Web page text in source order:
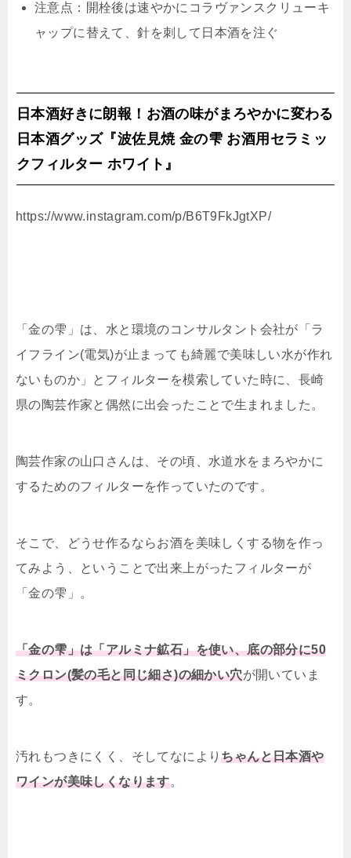
注意点：開栓後は速やかにコラヴァンスクリューキ
ャップに替えて、針を刺して日本酒を注ぐ
日本酒好きに朗報！お酒の味がまろやかに変わる
日本酒グッズ『波佐見焼 金の雫 お酒用セラミッ
クフィルター ホワイト』
https://www.instagram.com/p/B6T9FkJgtXP/
「金の雫」は、水と環境のコンサルタント会社が「ラ
イフライン(電気)が止まっても綺麗で美味しい水が作れ
ないものか」とフィルターを模索していた時に、長崎
県の陶芸作家と偶然に出会ったことで生まれました。
陶芸作家の山口さんは、その頃、水道水をまろやかに
するためのフィルターを作っていたのです。
そこで、どうせ作るならお酒を美味しくする物を作っ
てみよう、ということで出来上がったフィルターが
「金の雫」。
「金の雫」は「アルミナ鉱石」を使い、底の部分に50
ミクロン(髪の毛と同じ細さ)の細かい穴が開いていま
す。
汚れもつきにくく、そしてなによりちゃんと日本酒や
ワインが美味しくなります。